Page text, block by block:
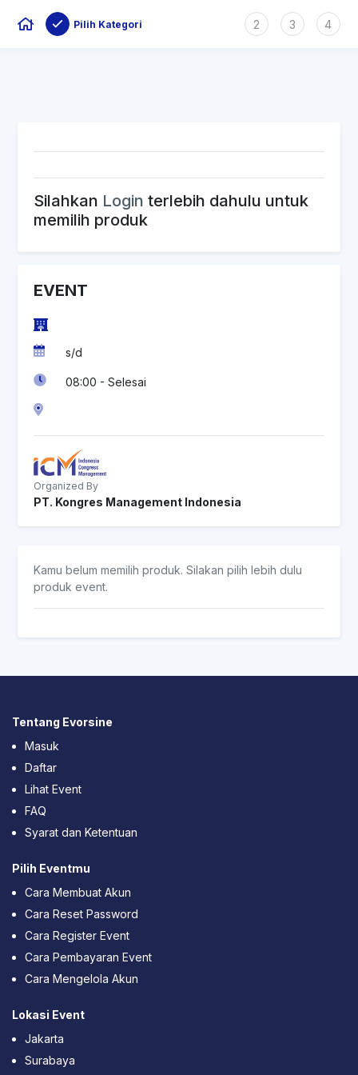
Pilih Kategori 2 3 4
Silahkan Login terlebih dahulu untuk
memilih produk
EVENT
s/d
08:00 - Selesai
Organized By
PT. Kongres Management Indonesia
Kamu belum memilih produk. Silakan pilih lebih dulu
produk event.
Tentang Evorsine
Masuk
Daftar
Lihat Event
FAQ
Syarat dan Ketentuan
Pilih Eventmu
Cara Membuat Akun
Cara Reset Password
Cara Register Event
Cara Pembayaran Event
Cara Mengelola Akun
Lokasi Event
Jakarta
Surabaya